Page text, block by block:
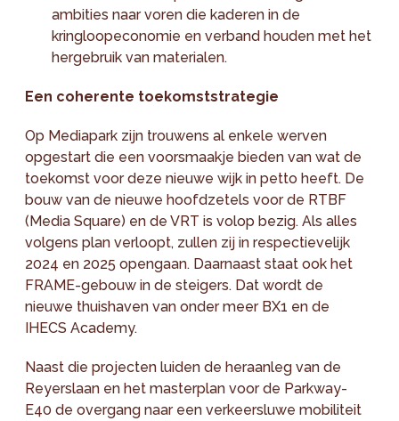
ambities naar voren die kaderen in de
kringloopeconomie en verband houden met het
hergebruik van materialen.
Een coherente toekomststrategie
Op Mediapark zijn trouwens al enkele werven
opgestart die een voorsmaakje bieden van wat de
toekomst voor deze nieuwe wijk in petto heeft. De
bouw van de nieuwe hoofdzetels voor de RTBF
(Media Square) en de VRT is volop bezig. Als alles
volgens plan verloopt, zullen zij in respectievelijk
2024 en 2025 opengaan. Daarnaast staat ook het
FRAME-gebouw in de steigers. Dat wordt de
nieuwe thuishaven van onder meer BX1 en de
IHECS Academy.
Naast die projecten luiden de heraanleg van de
Reyerslaan en het masterplan voor de Parkway-
E40 de overgang naar een verkeersluwe mobiliteit